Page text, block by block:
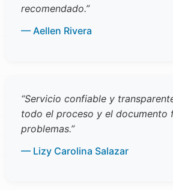
recomendado.”
— Aellen Rivera
“Servicio confiable y
todo el proceso y el documento
problemas.”
— Lizy Carolina Salazar